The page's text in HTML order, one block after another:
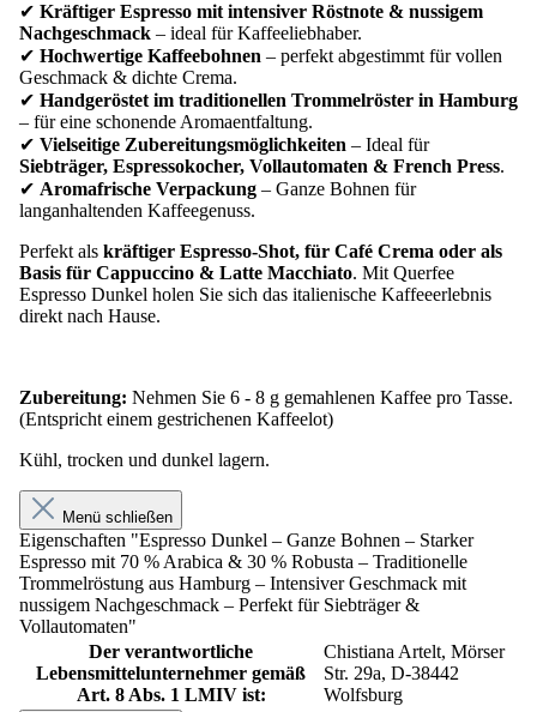
✔ Kräftiger Espresso mit intensiver Röstnote & nussigem
Nachgeschmack – ideal für Kaffeeliebhaber.
✔ Hochwertige Kaffeebohnen – perfekt abgestimmt für vollen
Geschmack & dichte Crema.
✔ Handgeröstet im traditionellen Trommelröster in Hamburg
– für eine schonende Aromaentfaltung.
✔ Vielseitige Zubereitungsmöglichkeiten – Ideal für
Siebträger, Espressokocher, Vollautomaten & French Press.
✔ Aromafrische Verpackung – Ganze Bohnen für
langanhaltenden Kaffeegenuss.
Perfekt als kräftiger Espresso-Shot, für Café Crema oder als
Basis für Cappuccino & Latte Macchiato. Mit Querfee
Espresso Dunkel holen Sie sich das italienische Kaffeeerlebnis
direkt nach Hause.
Zubereitung: Nehmen Sie 6 - 8 g gemahlenen Kaffee pro Tasse.
(Entspricht einem gestrichenen Kaffeelot)
Kühl, trocken und dunkel lagern.
Menü schließen
Eigenschaften "Espresso Dunkel – Ganze Bohnen – Starker
Espresso mit 70 % Arabica & 30 % Robusta – Traditionelle
Trommelröstung aus Hamburg – Intensiver Geschmack mit
nussigem Nachgeschmack – Perfekt für Siebträger &
Vollautomaten"
Der verantwortliche
Lebensmittelunternehmer gemäß
Art. 8 Abs. 1 LMIV ist:
Chistiana Artelt, Mörser
Str. 29a, D-38442
Wolfsburg